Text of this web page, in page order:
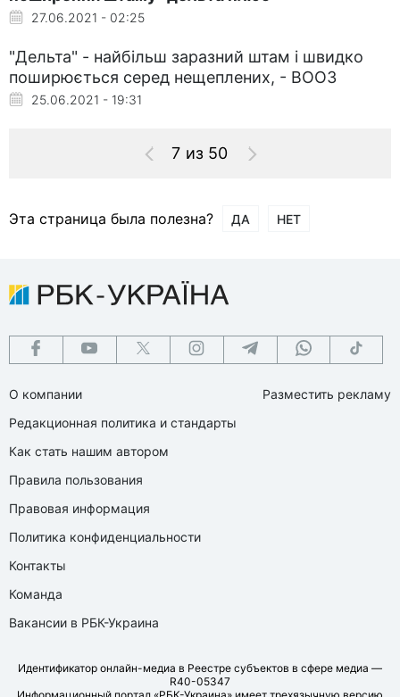
27.06.2021 - 02:25
"Дельта" - найбільш заразний штам і швидко
поширюється серед нещеплених, - ВООЗ
25.06.2021 - 19:31
7 из 50
Эта страница была полезна? ДА НЕТ
О компании
Редакционная политика и стандарты
Как стать нашим автором
Правила пользования
Правовая информация
Политика конфиденциальности
Контакты
Команда
Вакансии в РБК-Украина
Разместить рекламу
Идентификатор онлайн-медиа в Реестре субъектов в сфере медиа —
R40-05347